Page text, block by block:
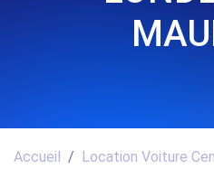
Accueil
Location Voiture